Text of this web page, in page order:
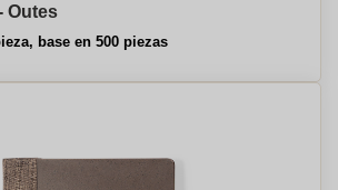
Outes
base en 500 piezas